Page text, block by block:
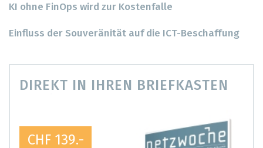
KI ohne FinOps wird zur Kostenfalle
Einfluss der Souveränität auf die ICT-Beschaffung
DIREKT IN IHREN BRIEFKASTEN
CHF 139.-